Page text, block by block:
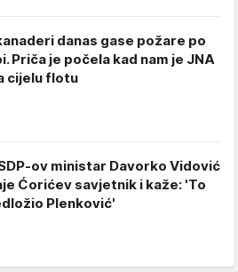
danas gase požare po
Priča je počela kad nam je JNA
cijelu flotu
ov ministar Davorko Vidović
Ćorićev savjetnik i kaže: 'To
Plenković'